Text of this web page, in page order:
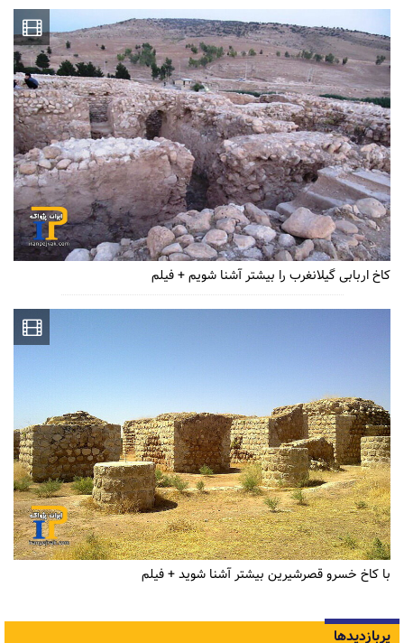
کاخ اربابی گیلانغرب را بیشتر آشنا شویم + فیلم
با کاخ خسرو قصرشیرین بیشتر آشنا شوید + فیلم
پربازدیدها